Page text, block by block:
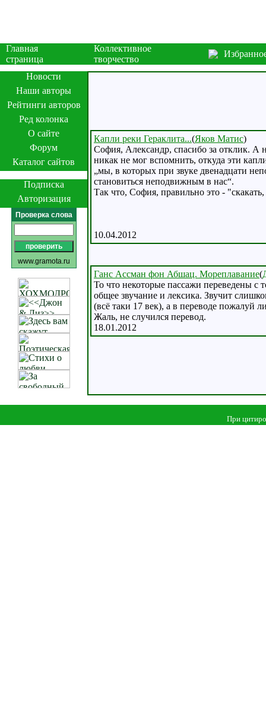
Главная
страница
Коллективное
творчество
Новости
Наши авторы
Рейтинги авторов
Ред колонка
О сайте
Форум
Каталог сайтов
Подписка
Авторизация
Проверка слова
www.gramota.ru
Капли реки Гераклита...(Яков Матис)
София, Александр, спасибо за отклик. А
никак не мог вспомнить, откуда эти
„мы, в которых при звуке двенадцати
становиться неподвижным в нас“.
Так что, София, правильно это -
10.04.2012
Ганс Ассман фон Абшац. Мореплавание(
То что некоторые пассажи переведены с
общее звучание и лексика. Звучит
(всё таки 17 век), а в переводе пожалуй
Жаль, не случился перевод.
18.01.2012
При